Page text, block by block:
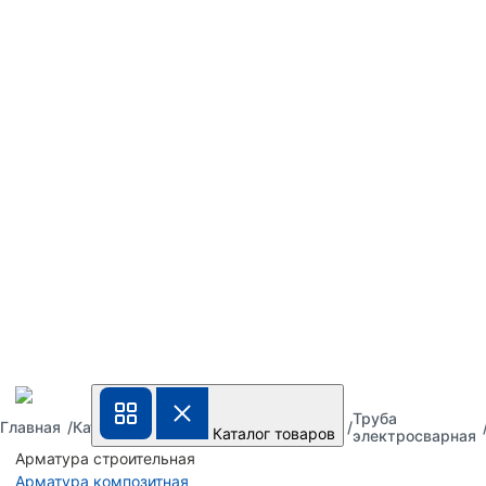
Каталог товаров
Арматура строительная
Арматура композитная
Главная Каталог
Труба
металлическая
стальная
Труба
электросварная